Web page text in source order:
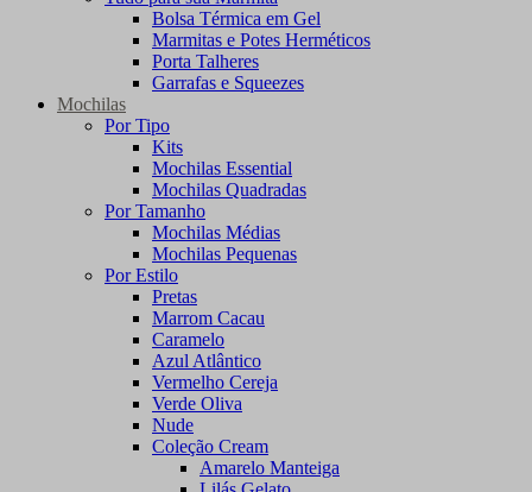
Bolsa Térmica em Gel
Marmitas e Potes Herméticos
Porta Talheres
Garrafas e Squeezes
Mochilas
Por Tipo
Kits
Mochilas Essential
Mochilas Quadradas
Por Tamanho
Mochilas Médias
Mochilas Pequenas
Por Estilo
Pretas
Marrom Cacau
Caramelo
Azul Atlântico
Vermelho Cereja
Verde Oliva
Nude
Coleção Cream
Amarelo Manteiga